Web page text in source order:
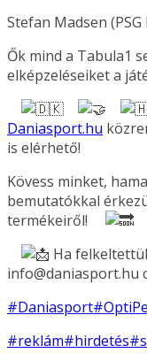
Stefan Madsen
Ők mind a Tabula1
elképzeléseiket a
Daniasport.hu
is elérhető!
Kövess minket,
bemutatókkal
termékeiről!
Ha
info@daniasport.hu
#Daniasport
#reklám#hirdetés